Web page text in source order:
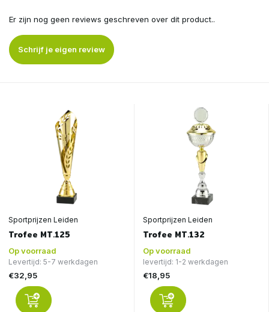
Er zijn nog geen reviews geschreven over dit product..
Schrijf je eigen review
Sportprijzen Leiden
Trofee MT.125
Op voorraad
Levertijd: 5-7 werkdagen
€32,95
Sportprijzen Leiden
Trofee MT.132
Op voorraad
levertijd: 1-2 werkdagen
€18,95